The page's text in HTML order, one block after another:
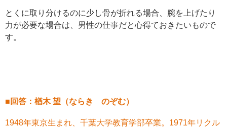
とくに取り分けるのに少し骨が折れる場合、腕を上げたり
力が必要な場合は、男性の仕事だと心得ておきたいもので
す。
■回答：楢木 望（ならき のぞむ）
1948年東京生まれ、千葉大学教育学部卒業。1971年リクル